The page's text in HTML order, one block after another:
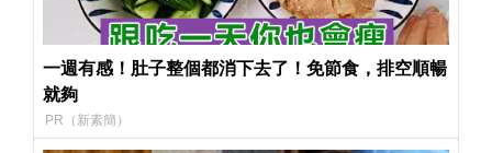
一週有感！肚子整個都消下去了！免節食，排空順暢
就夠
PR（新素簡）